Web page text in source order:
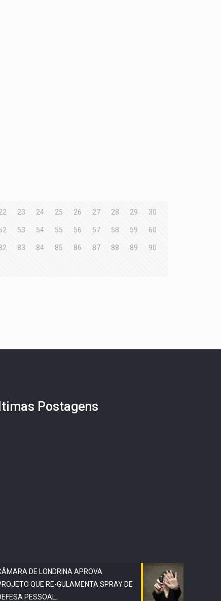
23 24 25 26 27 28 29 30
53 54 55 56 57 58 59 60
83 84 85 86 87 88 89 90
Postagens
DE LONDRINA APROVA
QUE RE-GULAMENTA SPRAY DE
PESSOAL.